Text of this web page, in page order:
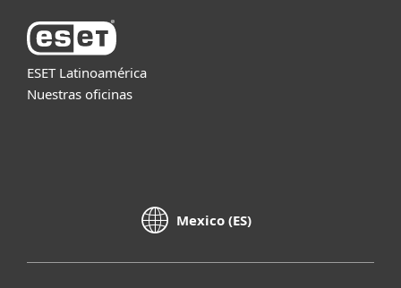
ESET Latinoamérica
Nuestras oficinas
Mexico (ES)